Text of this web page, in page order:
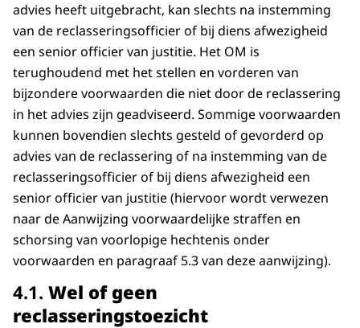
advies heeft uitgebracht, kan slechts na instemming
van de reclasseringsofficier of bij diens afwezigheid
een senior officier van justitie. Het OM is
terughoudend met het stellen en vorderen van
bijzondere voorwaarden die niet door de reclassering
in het advies zijn geadviseerd. Sommige voorwaarden
kunnen bovendien slechts gesteld of gevorderd op
advies van de reclassering of na instemming van de
reclasseringsofficier of bij diens afwezigheid een
senior officier van justitie (hiervoor wordt verwezen
naar de Aanwijzing voorwaardelijke straffen en
schorsing van voorlopige hechtenis onder
voorwaarden en paragraaf 5.3 van deze aanwijzing).
​​​​​​​4.1. Wel of geen
reclasseringstoezicht